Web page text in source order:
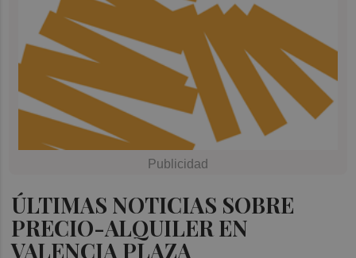
ÚLTIMAS NOTICIAS SOBRE
PRECIO-ALQUILER EN
VALENCIA PLAZA